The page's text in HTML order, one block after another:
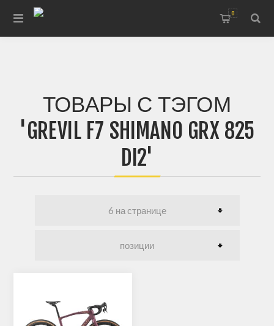
0
ТОВАРЫ С ТЭГОМ
'GREVIL F7 SHIMANO GRX 825
DI2'